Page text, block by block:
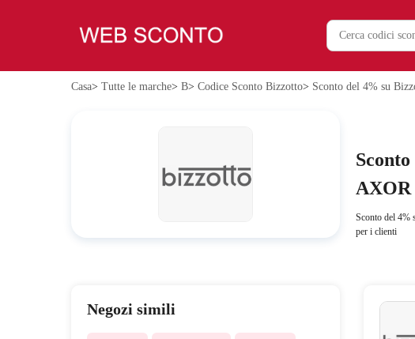
Casa> Tutte le marche> B> Codice Sconto Bizzotto> Sconto del 4% su
AXOR
Sconto del 4%
per i clienti
Negozi simili